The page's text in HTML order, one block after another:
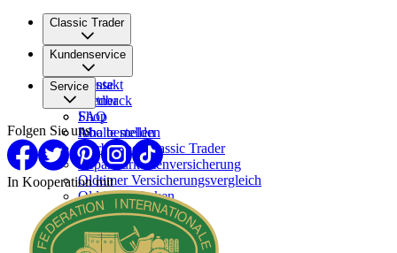
Classic Trader
Über uns
Karriere
Presse
Partner
Kundenservice
Kontakt
Feedback
FAQ
Inhalte melden
Service
Shop
Abo bestellen
Werben bei Classic Trader
Reparaturkostenversicherung
Oldtimer Versicherungsvergleich
Oldtimer Marken
Oldtimer verkaufen
Oldtimer Händler
Oldtimer Garagen
Folgen Sie uns
In Kooperation mit